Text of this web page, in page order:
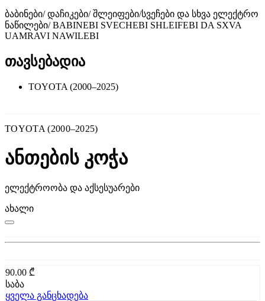
ბაბინები/ დაჩიკები/ შლეიფები/სვეჩები და სხვა ელექტრო
ნაწილები/ BABINEBI SVECHEBI SHLEIFEBI DA SXVA
UAMRAVI NAWILEBI
თავსებადია
TOYOTA (2000–2025)
TOYOTA (2000–2025)
ანთების კოჭა
ელექტროობა და აქსესუარები
ახალი
90.00 ₾
საბა
ყველა განცხადება